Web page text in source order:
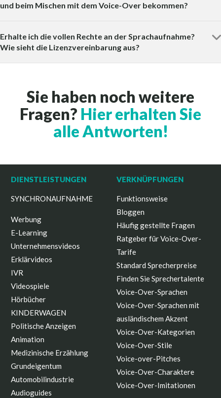
und beim Mischen mit dem Voice-Over bekommen?
Erhalte ich die vollen Rechte an der Sprachaufnahme?
Wie sieht die Lizenzvereinbarung aus?
Sie haben noch weitere
Fragen? Hier erhalten Sie
alle Antworten!
DIENSTLEISTUNGEN
SYNCHRONAUFNAHME
Werbung
E-Learning
Unternehmensvideos
Erklärvideos
IVR
Videospiele
Hörbücher
KINDERWAGEN
Politische Anzeigen
Animation
Medizinische Erzählung
Grundeigentum
Automobilindustrie
Audioguides
VERKNÜPFUNGEN
Funktionsweise
Bloggen
Häufig gestellte Fragen
Ratgeber für Voice-Over-
Tarife
Standard Sprecherpreise
Finden Sie Sprechertalente
Voice-Over-Sprachen
Voice-Over-Sprachen mit
ausländischem Akzent
Voice-Over-Kategorien
Voice-Over-Stile
Voice-over-Pitches
Voice-Over-Charaktere
Voice-Over-Imitationen